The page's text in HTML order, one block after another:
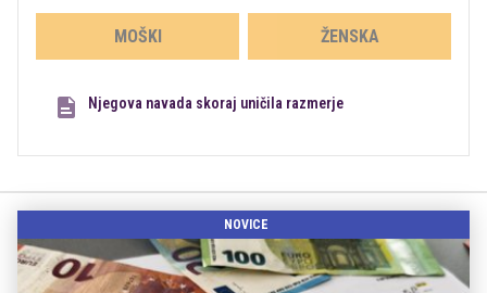
MOŠKI ŽENSKA
Njegova navada skoraj uničila razmerje
NOVICE